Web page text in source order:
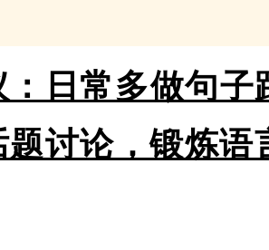
日常多做句
题讨论，锻炼